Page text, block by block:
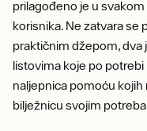
prilagođeno je u
korisnika. Ne zatvara se
praktičnim džepom, dva
listovima koje po
naljepnica pomoću
bilježnicu svojim